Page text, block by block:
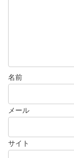
名前
メール
サイト